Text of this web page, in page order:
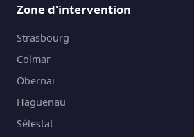
Zone d'intervention
Strasbourg
Colmar
Obernai
Haguenau
Sélestat